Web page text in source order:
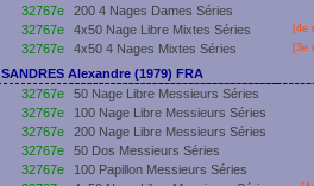
32767e
200 4 Nages Dames Séries
32767e
4x50 Nage Libre Mixtes Séries [4e
32767e 4x50 4 Nages Mixtes Séries [3e
SANDRES Alexandre (1979) FRA
32767e
50 Nage Libre Messieurs Séries
32767e
100 Nage Libre Messieurs Séries
32767e
200 Nage Libre Messieurs Séries
32767e
50 Dos Messieurs Séries
32767e
100 Papillon Messieurs Séries